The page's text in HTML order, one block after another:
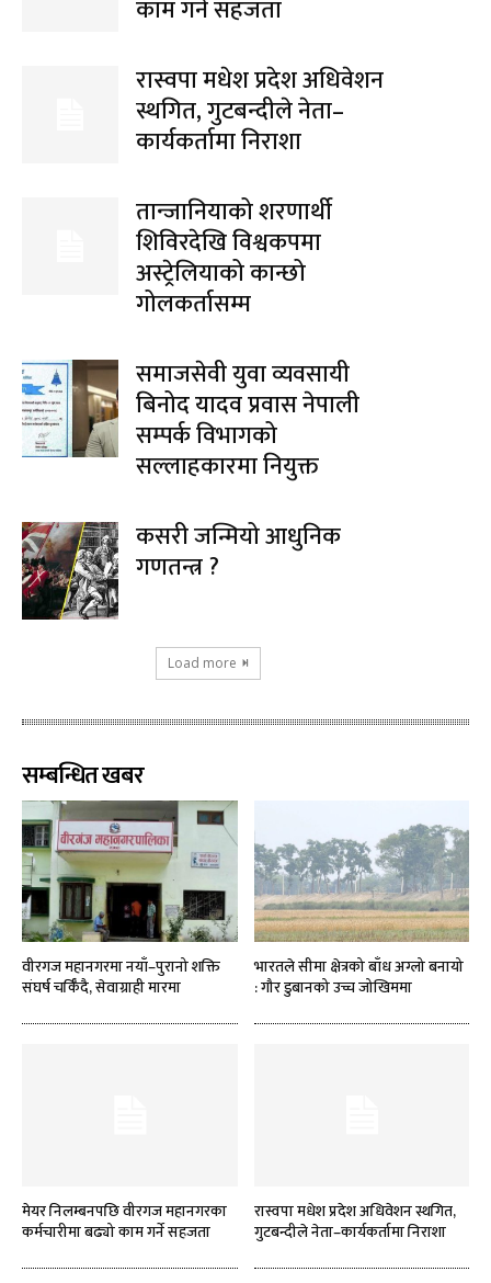
काम गर्ने सहजता
रास्वपा मधेश प्रदेश अधिवेशन
स्थगित, गुटबन्दीले नेता–
कार्यकर्तामा निराशा
तान्जानियाको शरणार्थी
शिविरदेखि विश्वकपमा
अस्ट्रेलियाको कान्छो
गोलकर्तासम्म
समाजसेवी युवा व्यवसायी
बिनोद यादव प्रवास नेपाली
सम्पर्क विभागको
सल्लाहकारमा नियुक्त
कसरी जन्मियो आधुनिक
गणतन्त्र ?
Load more
सम्बन्धित खबर
वीरगज महानगरमा नयाँ–पुरानो शक्ति
संघर्ष चर्किँदै, सेवाग्राही मारमा
भारतले सीमा क्षेत्रको बाँध अग्लो बनायो
: गौर डुबानको उच्च जोखिममा
मेयर निलम्बनपछि वीरगज महानगरका
कर्मचारीमा बढ्यो काम गर्ने सहजता
रास्वपा मधेश प्रदेश अधिवेशन स्थगित,
गुटबन्दीले नेता–कार्यकर्तामा निराशा